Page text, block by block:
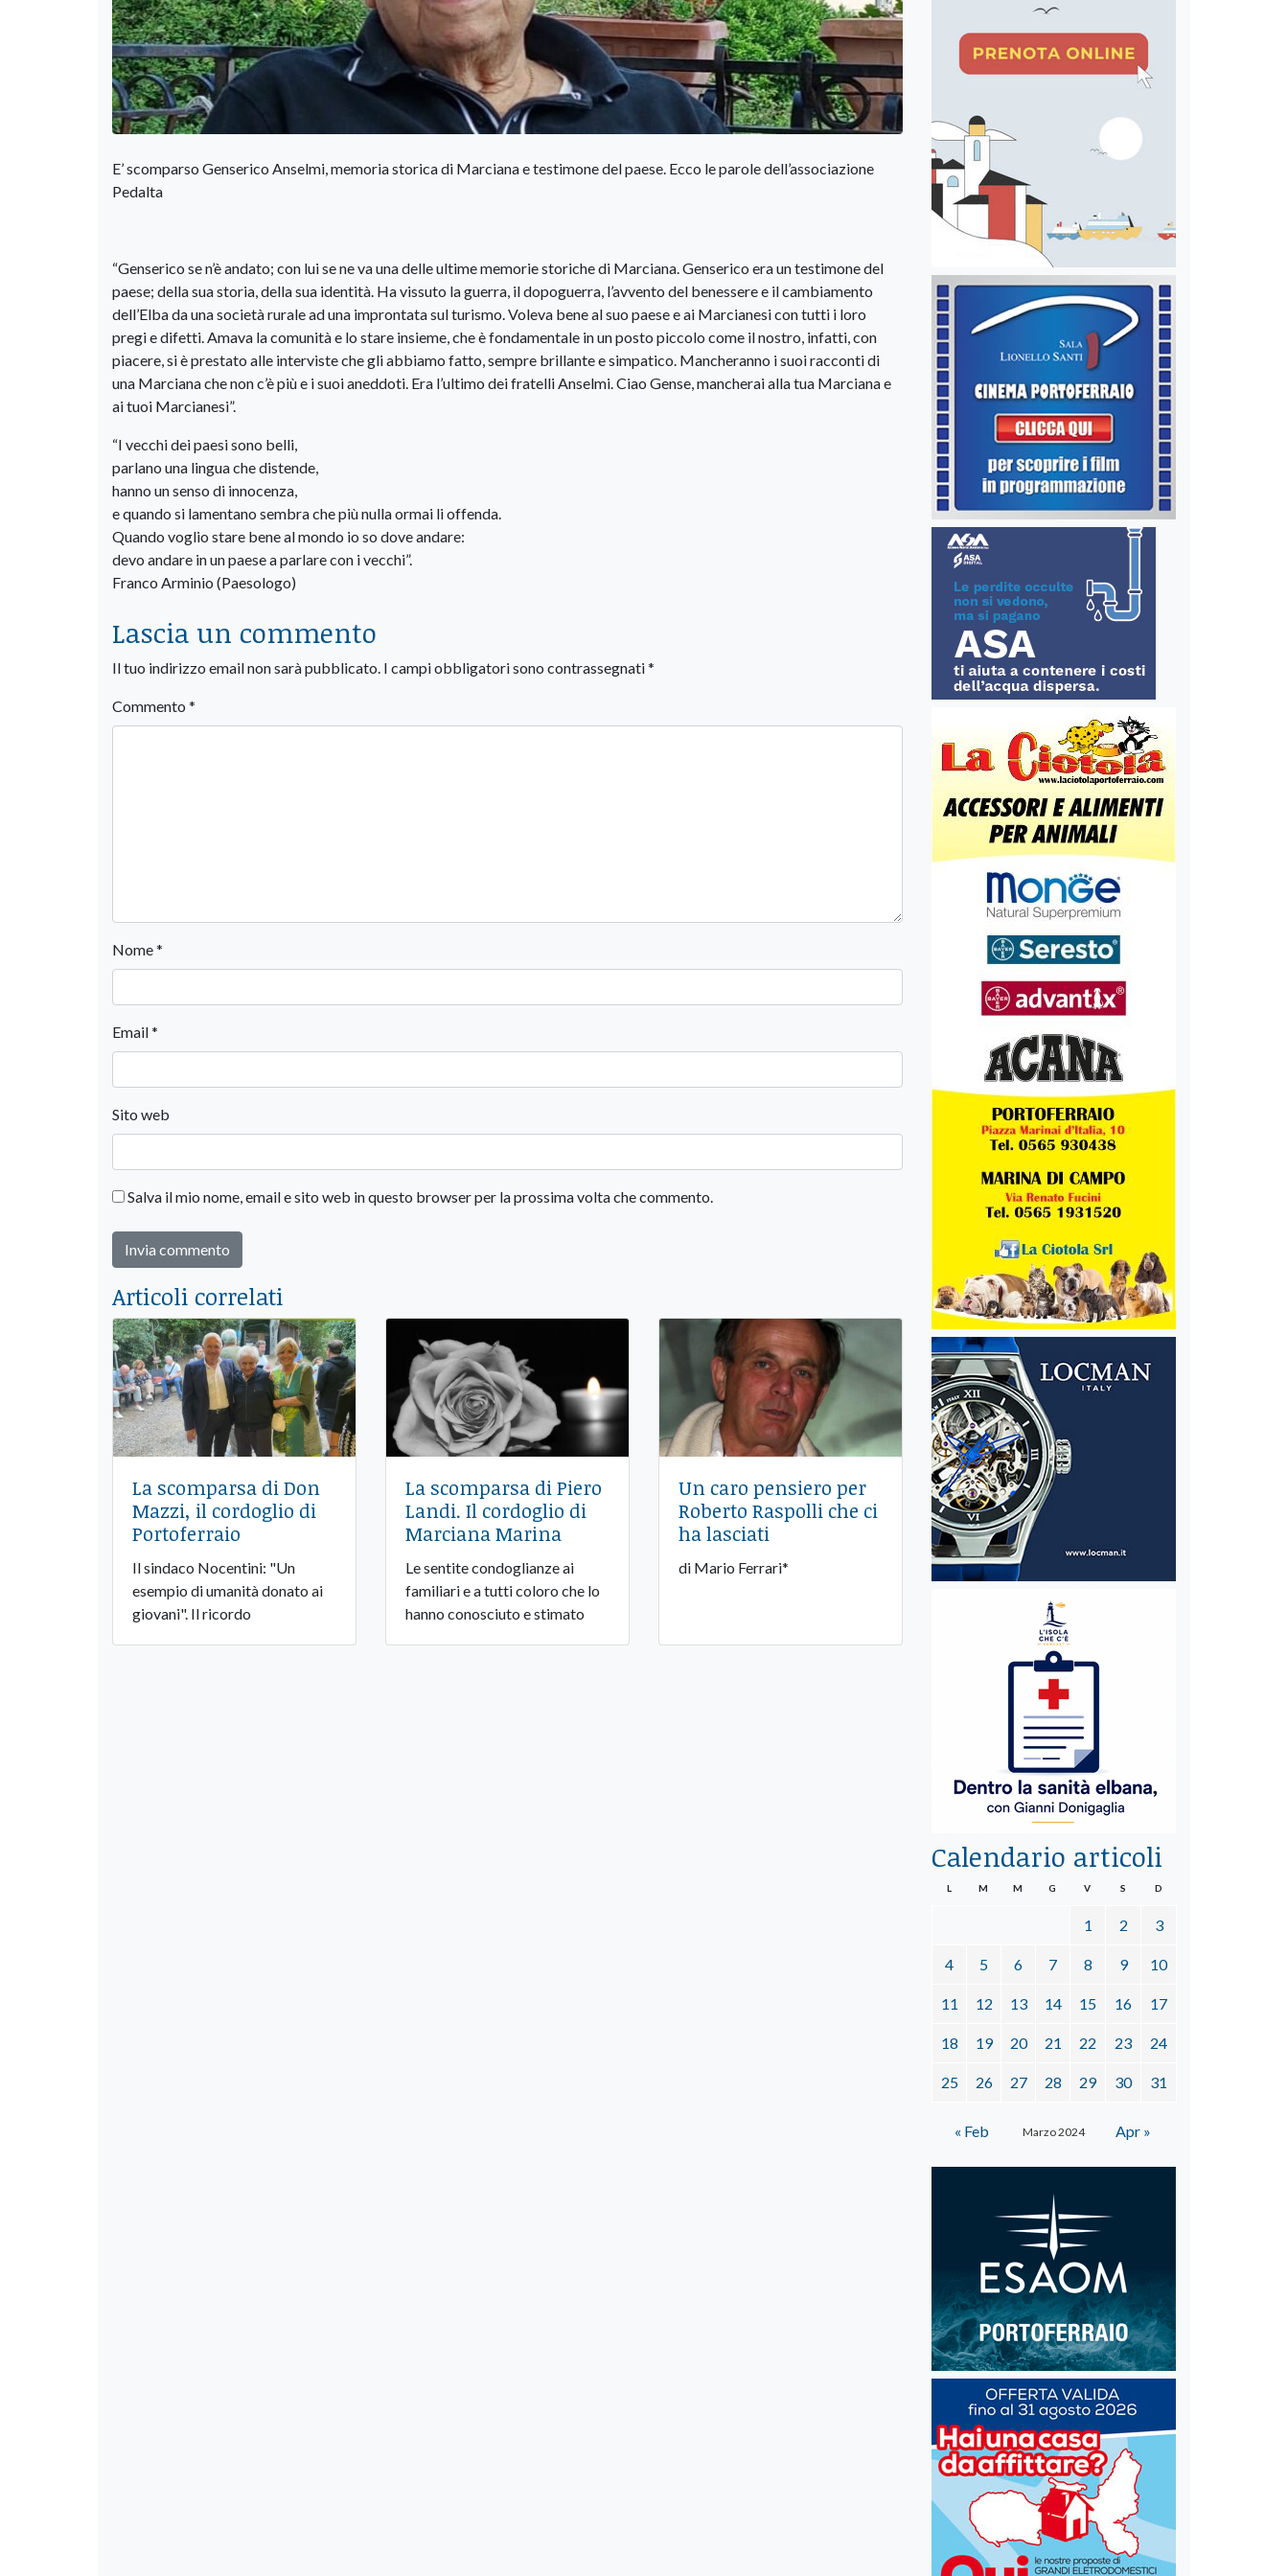
E’ scomparso Genserico Anselmi, memoria storica di Marciana e testimone del paese. Ecco le parole dell’associazione
Pedalta
“Genserico se n’è andato; con lui se ne va una delle ultime memorie storiche di Marciana. Genserico era un testimone del
paese; della sua storia, della sua identità. Ha vissuto la guerra, il dopoguerra, l’avvento del benessere e il cambiamento
dell’Elba da una società rurale ad una improntata sul turismo. Voleva bene al suo paese e ai Marcianesi con tutti i loro
pregi e difetti. Amava la comunità e lo stare insieme, che è fondamentale in un posto piccolo come il nostro, infatti, con
piacere, si è prestato alle interviste che gli abbiamo fatto, sempre brillante e simpatico. Mancheranno i suoi racconti di
una Marciana che non c’è più e i suoi aneddoti. Era l’ultimo dei fratelli Anselmi. Ciao Gense, mancherai alla tua Marciana e
ai tuoi Marcianesi”.
“I vecchi dei paesi sono belli,
parlano una lingua che distende,
hanno un senso di innocenza,
e quando si lamentano sembra che più nulla ormai li offenda.
Quando voglio stare bene al mondo io so dove andare:
devo andare in un paese a parlare con i vecchi”.
Franco Arminio (Paesologo)
Lascia un commento
Il tuo indirizzo email non sarà pubblicato. I campi obbligatori sono contrassegnati*
Commento *
Nome*
Email*
Sito web
Salva il mio nome, email e sito web in questo browser per la prossima volta che commento.
Articoli correlati
La scomparsa di Don
Mazzi, il cordoglio di
Portoferraio
Il sindaco Nocentini: "Un
esempio di umanità donato ai
giovani". Il ricordo
La scomparsa di Piero
Landi. Il cordoglio di
Marciana Marina
Le sentite condoglianze ai
familiari e a tutti coloro che lo
hanno conosciuto e stimato
Un caro pensiero per
Roberto Raspolli che ci
ha lasciati
di Mario Ferrari*
Calendario articoli
Marzo 2024
L M M G V S D
1 2 3
4 5 6 7 8 9 10
11 12 13 14 15 16 17
18 19 20 21 22 23 24
25 26 27 28 29 30 31
« Feb Apr »